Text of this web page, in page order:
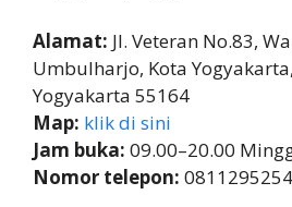
Alamat: Jl. Veteran No.83,
Umbulharjo, Kota
Yogyakarta 55164
Map: klik di sini
Jam buka: 09.00–20.00
Nomor telepon: